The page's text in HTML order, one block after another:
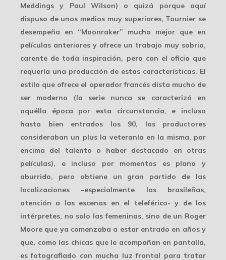
Meddings y Paul Wilson) o quizá porque aquí
dispuso de unos medios muy superiores, Tournier se
desempeña en “Moonraker” mucho mejor que en
películas anteriores y ofrece un trabajo muy sobrio,
carente de toda inspiración, pero con el oficio que
requería una producción de estas características. El
estilo que ofrece el operador francés dista mucho de
ser moderno (la serie nunca se caracterizó en
aquélla época por esta circunstancia, e incluso
hasta bien entrados los 90, los productores
consideraban un plus la veteranía en la misma, por
encima del talento o haber destacado en otras
películas), e incluso por momentos es plano y
aburrido, pero obtiene un gran partido de las
localizaciones –especialmente las brasileñas,
atención a las escenas en el teleférico- y de los
intérpretes, no solo las femeninas, sino de un Roger
Moore que ya comenzaba a estar entrado en años y
que, como las chicas que le acompañan en pantalla,
es fotografiado con mucha luz frontal para tratar